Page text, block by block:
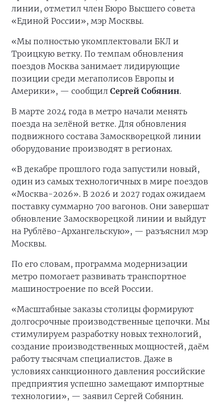
линии, отметил член Бюро Высшего совета
«Единой России», мэр Москвы.
«Мы полностью укомплектовали БКЛ и
Троицкую ветку. По темпам обновления
поездов Москва занимает лидирующие
позиции среди мегаполисов Европы и
Америки», — сообщил Сергей Собянин.
В марте 2024 года в метро начали менять
поезда на зелёной ветке. Для обновления
подвижного состава Замоскворецкой линии
оборудование производят в регионах.
«В декабре прошлого года запустили новый,
один из самых технологичных в мире поездов
«Москва-2026». В 2026 и 2027 годах ожидаем
поставку суммарно 700 вагонов. Они завершат
обновление Замоскворецкой линии и выйдут
на Рублёво-Архангельскую», — разъяснил мэр
Москвы.
По его словам, программа модернизации
метро помогает развивать транспортное
машиностроение по всей России.
«Масштабные заказы столицы формируют
долгосрочные производственные цепочки. Мы
стимулируем разработку новых технологий,
создание производственных мощностей, даём
работу тысячам специалистов. Даже в
условиях санкционного давления российские
предприятия успешно замещают импортные
технологии», — заявил Сергей Собянин.